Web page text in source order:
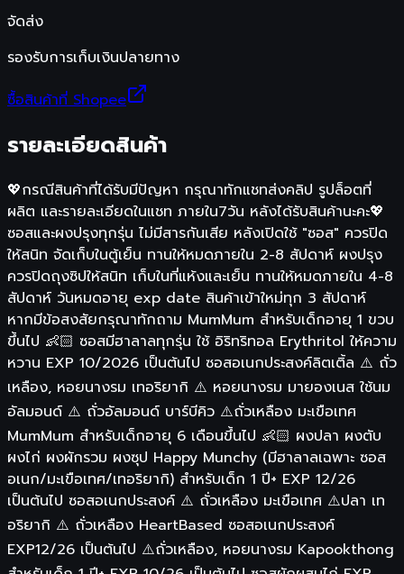
จัดส่ง
รองรับการเก็บเงินปลายทาง
ซื้อสินค้าที่ Shopee
รายละเอียดสินค้า
💖กรณีสินค้าที่ได้รับมีปัญหา กรุณาทักแชทส่งคลิป รูปล็อตที่
ผลิต และรายละเอียดในแชท ภายใน7วัน หลังได้รับสินค้านะคะ💖
ซอสและผงปรุงทุกรุ่น ไม่มีสารกันเสีย หลังเปิดใช้ "ซอส" ควรปิด
ให้สนิท จัดเก็บในตู้เย็น ทานให้หมดภายใน 2-8 สัปดาห์ ผงปรุง
ควรปิดถุงซิปให้สนิท เก็บในที่แห้งและเย็น ทานให้หมดภายใน 4-8
สัปดาห์ วันหมดอายุ exp date สินค้าเข้าใหม่ทุก 3 สัปดาห์
หากมีข้อสงสัยกรุณาทักถาม MumMum สำหรับเด็กอายุ 1 ขวบ
ขึ้นไป 👶🏻 ซอสมีฮาลาลทุกรุ่น ใช้ อิริทริทอล Erythritol ให้ความ
หวาน EXP 10/2026 เป็นต้นไป ซอสอเนกประสงค์ลิตเติ้ล ⚠️ ถั่ว
เหลือง, หอยนางรม เทอริยากิ ⚠️ หอยนางรม มายองเนส ใช้นม
อัลมอนด์ ⚠️ ถั่วอัลมอนด์ บาร์บีคิว ⚠️ถั่วเหลือง มะเขือเทศ
MumMum สำหรับเด็กอายุ 6 เดือนขึ้นไป 👶🏻 ผงปลา ผงตับ
ผงไก่ ผงผักรวม ผงซุป Happy Munchy (มีฮาลาลเฉพาะ ซอส
อเนก/มะเขือเทศ/เทอริยากิ) สำหรับเด็ก 1 ปี+ EXP 12/26
เป็นต้นไป ซอสอเนกประสงค์ ⚠️ ถั่วเหลือง มะเขือเทศ ⚠️ปลา เท
อริยากิ ⚠️ ถั่วเหลือง HeartBased ซอสอเนกประสงค์
EXP12/26 เป็นต้นไป ⚠️ถั่วเหลือง, หอยนางรม Kapookthong